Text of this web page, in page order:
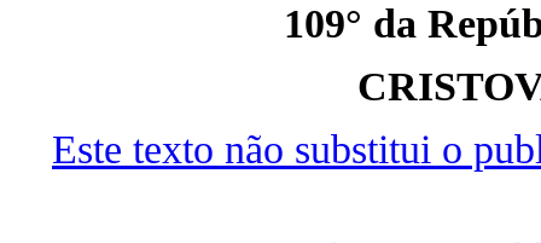
109° da
Este texto não substitui o